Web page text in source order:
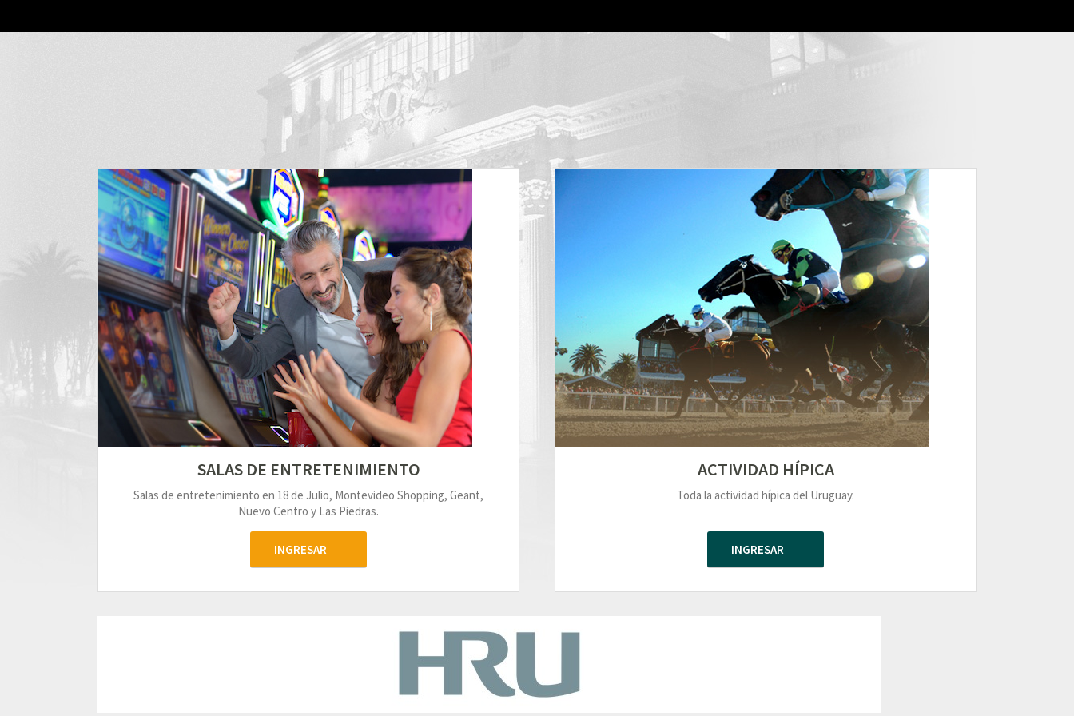
SALAS DE ENTRETENIMIENTO
Salas de entretenimiento en 18 de Julio, Montevideo Shopping, Geant,
Nuevo Centro y Las Piedras.
INGRESAR
ACTIVIDAD HÍPICA
Toda la actividad hípica del Uruguay.
INGRESAR